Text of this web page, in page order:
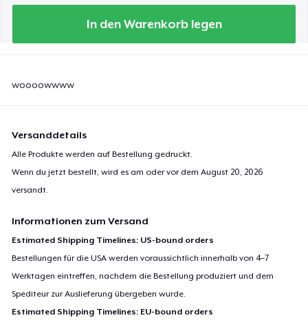
In den Warenkorb legen
woooowwww
Versanddetails
Alle Produkte werden auf Bestellung gedruckt.
Wenn du jetzt bestellt, wird es am oder vor demAugust 20, 2026
versandt.
Informationen zum Versand
Estimated Shipping Timelines: US-bound orders
Bestellungen für die USA werden voraussichtlich innerhalb von 4–7
Werktagen eintreffen, nachdem die Bestellung produziert und dem
Spediteur zur Auslieferung übergeben wurde.
Estimated Shipping Timelines: EU-bound orders